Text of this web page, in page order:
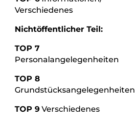
Verschiedenes
Nichtöffentlicher Teil:
TOP 7
Personalangelegenheiten
TOP 8
Grundstücksangelegenheiten
TOP 9Verschiedenes